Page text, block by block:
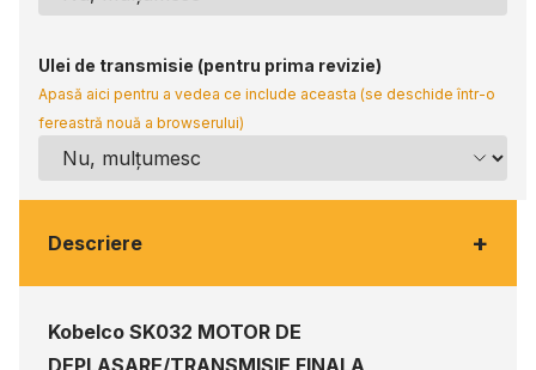
Ulei de transmisie (pentru prima revizie)
Apasă aici pentru a vedea ce include aceasta (se deschide într-o
fereastră nouă a browserului)
Descriere +
Kobelco SK032 MOTOR DE